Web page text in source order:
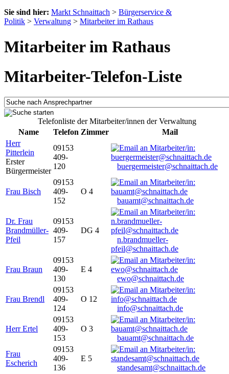
Sie sind hier: Markt Schnaittach > Bürgerservice &
Politik > Verwaltung > Mitarbeiter im Rathaus
Mitarbeiter im Rathaus
Mitarbeiter-Telefon-Liste
Telefonliste der Mitarbeiter/innen der Verwaltung
Name
Telefon Zimmer
Mail
Herr
Pitterlein
Erster
Bürgermeister
09153
409-
120
buergermeister@schnaittach.de
Frau Bisch
09153
409-
152
O 4
bauamt@schnaittach.de
Dr. Frau
Brandmüller-
Pfeil
09153
409-
157
DG 4
n.brandmueller-
pfeil@schnaittach.de
Frau Braun
09153
409-
130
E 4
ewo@schnaittach.de
Frau Brendl
09153
409-
124
O 12
info@schnaittach.de
Herr Ertel
09153
409-
153
O 3
bauamt@schnaittach.de
Frau
Escherich
09153
409-
136
E 5
standesamt@schnaittach.de